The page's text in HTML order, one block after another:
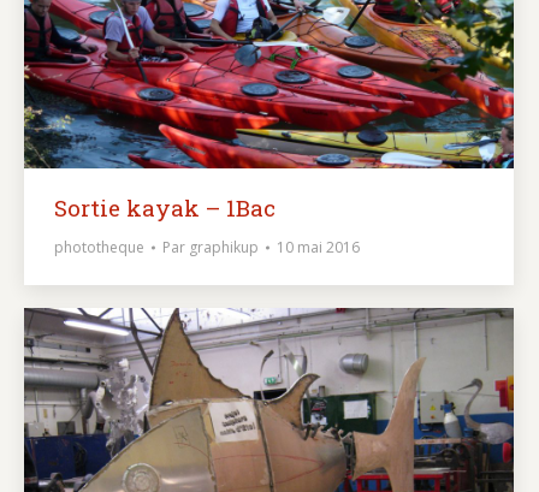
Sortie kayak – 1Bac
phototheque Par graphikup 10 mai 2016